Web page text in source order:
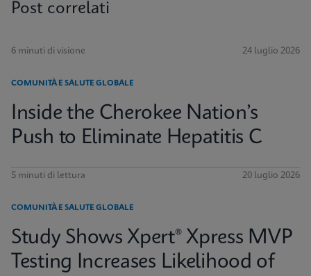
Post correlati
6 minuti di visione 24 luglio 2026
COMUNITÀ E SALUTE GLOBALE
Inside the Cherokee Nation’s
Push to Eliminate Hepatitis C
5 minuti di lettura 20 luglio 2026
COMUNITÀ E SALUTE GLOBALE
Study Shows Xpert® Xpress MVP
Testing Increases Likelihood of